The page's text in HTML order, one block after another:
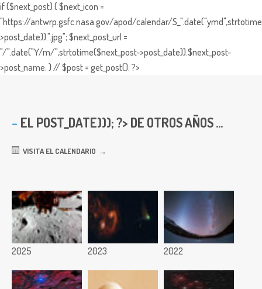
if ($next_post) { $next_icon =
"https://antwrp.gsfc.nasa.gov/apod/calendar/
>post_date)).".jpg"; $next_post_url =
"/".date("Y/m/",strtotime($next_post->post_date)).$next_post-
>post_name; } // $post = get_post(); ?>
EL POST_DATE))); ?> DE OTROS AÑOS ...
VISITA EL CALENDARIO
2025 2023 2022